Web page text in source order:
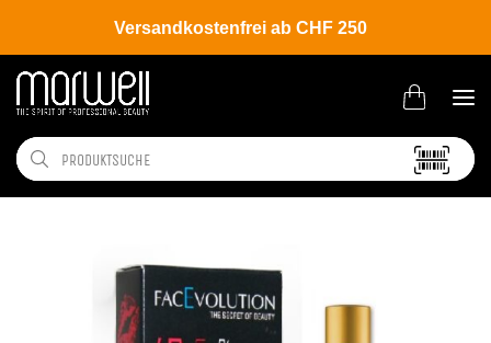
Versandkostenfrei ab CHF 250
Shop Beauty Körper- | Gesichtspflege